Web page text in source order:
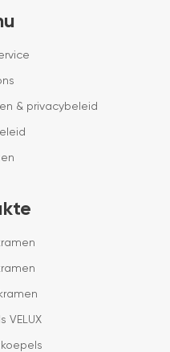
& privacybeleid
VELUX